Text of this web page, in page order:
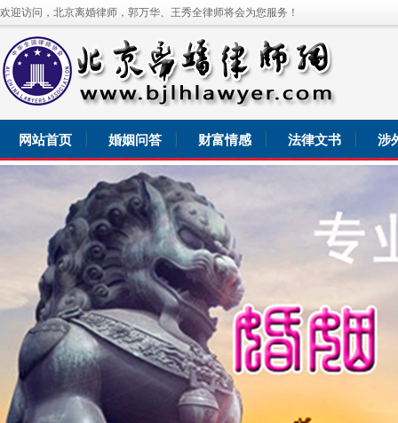
欢迎访问，北京离婚律师，郭万华、王秀全律师将会为您服务！
网站首页 婚姻问答 财富情感 法律文书 涉